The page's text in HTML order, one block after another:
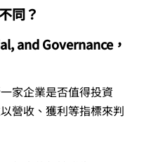
同？
and Governance，
家企業是否值得投資
營收、獲利等指標來判